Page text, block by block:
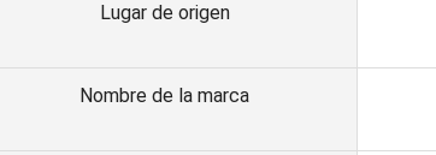
Lugar de origen
Nombre de la marca